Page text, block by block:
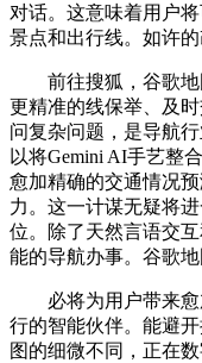
对话。这意味着用户
景点和出行线。如许的
前往搜狐，谷歌地
更精准的线保举、及
问复杂问题，是导航
以将Gemini AI手艺整
愈加精确的交通情况
力。这一计谋无疑将
位。除了天然言语交
能的导航办事。谷歌
必将为用户带来愈
行的智能伙伴。能避
图的细微不同，正在